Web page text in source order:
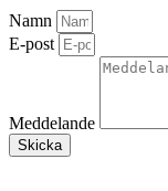
Namn
E-post
Meddelande
Skicka